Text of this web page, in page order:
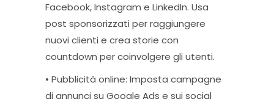
Facebook, Instagram e LinkedIn. Usa
post sponsorizzati per raggiungere
nuovi clienti e crea storie con
countdown per coinvolgere gli utenti.
• Pubblicità online: Imposta campagne
di annunci su Google Ads e sui social